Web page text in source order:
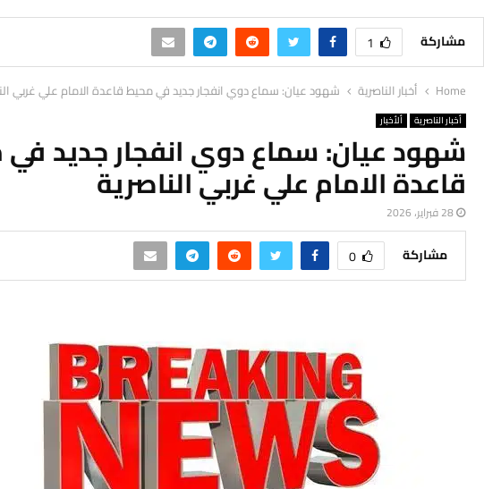
مشاركة 1
Home أخبار الناصرية شهود عيان: سماع دوي انفجار جديد في محيط قاعدة الامام علي غربي
أخبار الناصرية ألأخبار
شهود عيان: سماع دوي انفجار جديد
قاعدة الامام علي غربي الناصرية
28 فبراير، 2026
مشاركة 0